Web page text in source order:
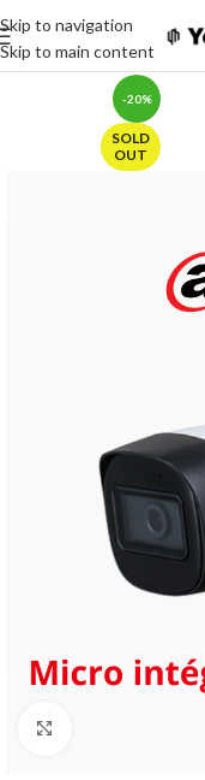
Skip to navigation
Skip to main content
-20%
SOLD
OUT